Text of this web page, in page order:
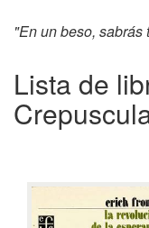
"En un beso,
Lista de